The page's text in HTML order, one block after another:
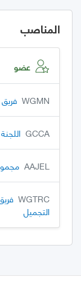
المناصب
عضو
WGMN
GCCA
AAJEL
WGTRC
التجميل